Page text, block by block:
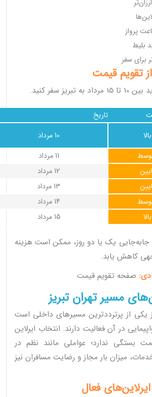
پرواز
بلیط
برای سفر
تقویم قیمت
سفر کنید.
تاریخ
10 مرداد
بالا
11 مرداد
12 مرداد
13 مرداد
14 مرداد
15 مرداد
بالا
جابه‌جایی یک یا دو روز، ممکن است هزینه
کاهش یابد.
صفحه تقویم قیمت
مسیر تهران تبریز
یکی از پرترددترین مسیرهای داخلی است
در آن فعالیت دارند. انتخاب ایرلاین
بستگی ندارد؛ عواملی مانند نظم در
میزان بار مجاز و رضایت مسافران نیز
فعال